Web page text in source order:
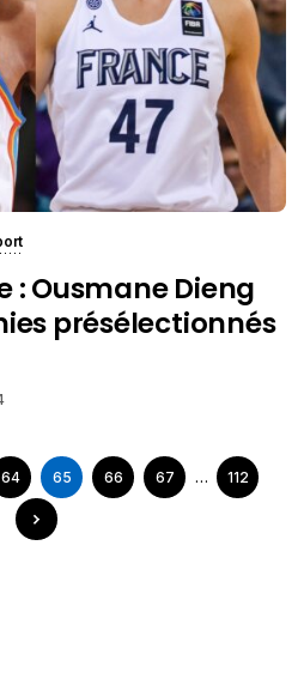
Ousmane Dieng
présélectionnés
64 65 66 67 … 112